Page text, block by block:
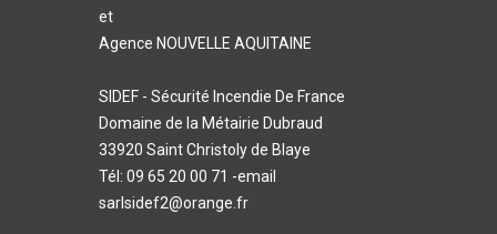
et
Agence NOUVELLE AQUITAINE
SIDEF - Sécurité Incendie De France
Domaine de la Métairie Dubraud
33920 Saint Christoly de Blaye
Tél: 09 65 20 00 71 -email
sarlsidef2@orange.fr